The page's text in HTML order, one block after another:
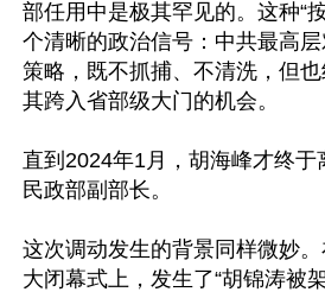
部任用中是极其罕见的。这种“
个清晰的政治信号：中共最高层
策略，既不抓捕、不清洗，但
其跨入省部级大门的机会。
直到2024年1月，胡海峰才终
民政部副部长。
这次调动发生的背景同样微妙
大闭幕式上，发生了“胡锦涛被